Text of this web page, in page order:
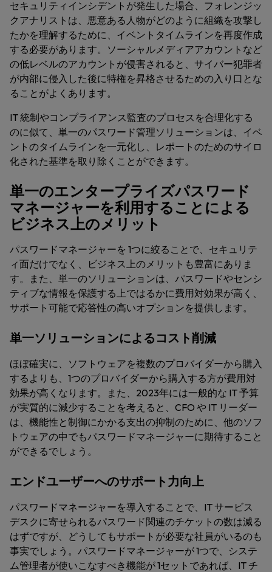
セキュリティインシデントが発生した場合、フォレンジッ
クアナリストは、悪意ある人物がどのように組織を攻撃し
たかを理解するために、イベントタイムラインを再度作成
する必要があります。ソーシャルメディアアカウントなど
の低レベルのアカウントが侵害されると、サイバー犯罪者
が内部に侵入した後に特権を昇格させるための入り口とな
ることがよくあります。
IT 統制やコンプライアンス監査のプロセスを合理化する
のに似て、単一のパスワード管理ソリューションは、イベ
ントのタイムラインを一元化し、レポートのためのサイロ
化された基準を取り除くことができます。
単一のエンタープライズパスワード
マネージャーを利用することによる
ビジネス上のメリット
パスワードマネージャーを 1つに絞ることで、セキュリテ
ィ面だけでなく、ビジネス上のメリットも豊富にありま
す。また、単一のソリューションは、パスワードやセンシ
ティブな情報を保護する上ではるかに費用対効果が高く、
サポート可能で応答性の高いオプションを提供します。
単一ソリューションによるコスト削減
ほぼ確実に、ソフトウェアを複数のプロバイダーから購入
するよりも、1つのプロバイダーから購入する方が費用対
効果が高くなります。また、2023年には一般的な IT 予算
が実質的に減少することを考えると、CFO や IT リーダー
は、機能性と制御にかかる支出の抑制のために、他のソフ
トウェアの中でもパスワードマネージャーに期待すること
ができるでしょう。
エンドユーザーへのサポート力向上
パスワードマネージャーを導入することで、IT サービス
デスクに寄せられるパスワード関連のチケットの数は減る
はずですが、どうしてもサポートが必要な社員がいるのも
事実でしょう。パスワードマネージャーが 1つで、システ
ム管理者が使いこなすべき機能が 1セットであれば、IT チ